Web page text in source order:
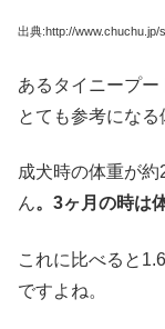
出典:http://
あるタイニープ
とても参考になる
成犬時の体重が
ん。3ヶ月の時は
これに比べると
ですよね。